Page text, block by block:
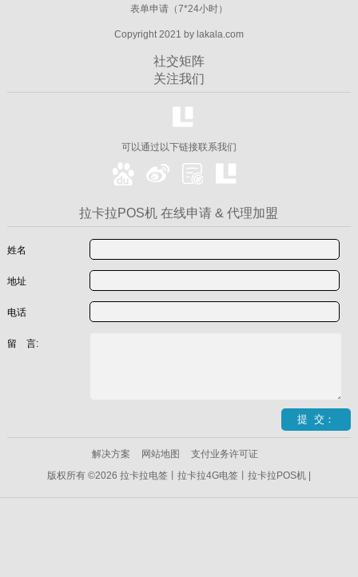
表单申请（7*24小时）
Copyright 2021 by lakala.com
社交矩阵
关注我们
可以通过以下链接联系我们
拉卡拉POS机 在线申请 & 代理加盟
姓名
地址
电话
留 言:
解决方案 网站地图
支付业务许可证
版权所有 ©2026 拉卡拉电签丨拉卡拉4G电签丨拉卡拉POS机 |